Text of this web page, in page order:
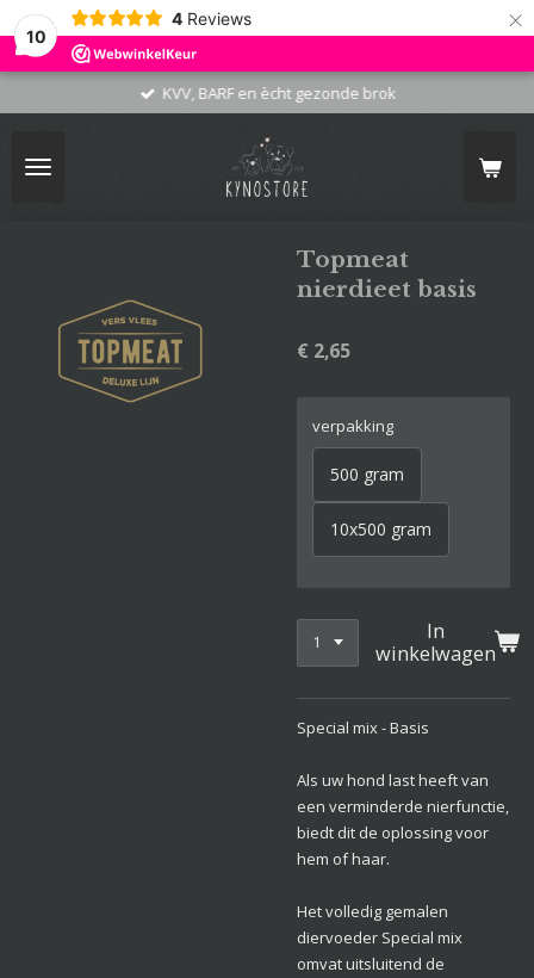
10
4 Reviews ×
KVV, BARF en ècht gezonde brok
Topmeat
nierdieet basis
€ 2,65
verpakking
500 gram
10x500 gram
In
winkelwagen
Special mix - Basis
Als uw hond last heeft van
een verminderde nierfunctie,
biedt dit de oplossing voor
hem of haar.
Het volledig gemalen
diervoeder Special mix
omvat uitsluitend de